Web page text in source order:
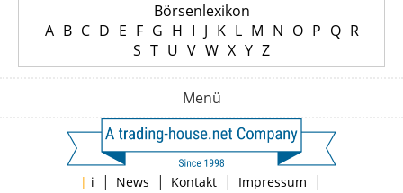
Börsenlexikon
A B C D E F G H I J K L M N O P Q R
S T U V W X Y Z
Menü
| i | News | Kontakt | Impressum |